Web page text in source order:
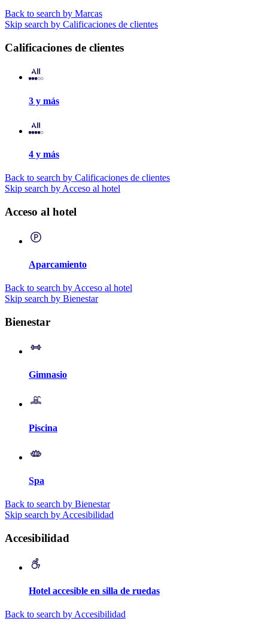
Back to search by Marcas
Skip search by Calificaciones de clientes
Calificaciones de clientes
3 y más
4 y más
Back to search by Calificaciones de clientes
Skip search by Acceso al hotel
Acceso al hotel
Aparcamiento
Back to search by Acceso al hotel
Skip search by Bienestar
Bienestar
Gimnasio
Piscina
Spa
Back to search by Bienestar
Skip search by Accesibilidad
Accesibilidad
Hotel accesible en silla de ruedas
Back to search by Accesibilidad